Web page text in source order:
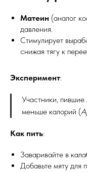
Матеин (аналог
давления.
Стимулирует
снижая тягу к
Эксперимент:
Участники,
меньше калорий (
Как пить:
Заваривайте в
Добавьте мяту для